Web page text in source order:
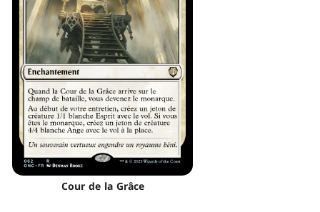
Cour de la Grâce